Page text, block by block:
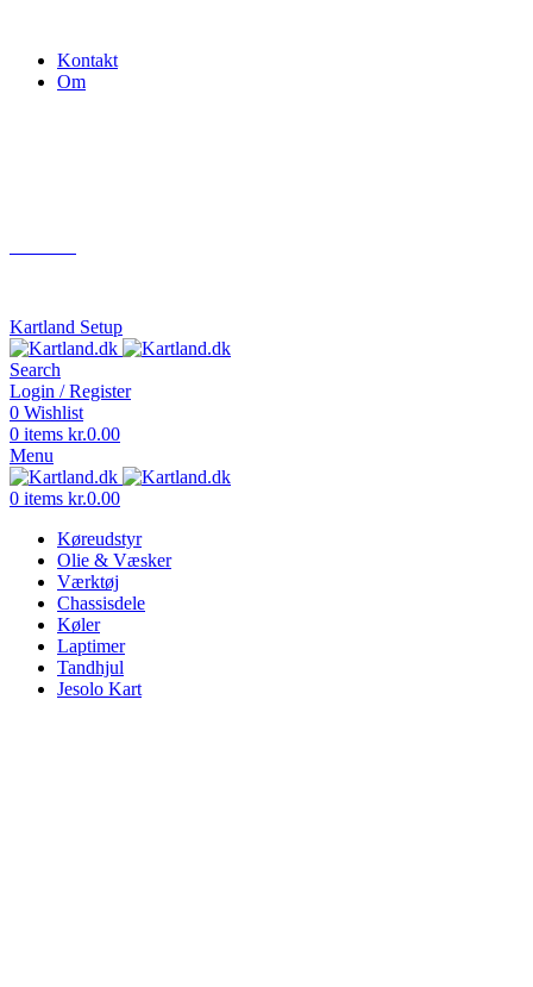
Kontakt
Om
Kartland Setup
Search
Login / Register
0 Wishlist
0 items kr.0.00
Menu
0 items kr.0.00
Køreudstyr
Olie & Væsker
Værktøj
Chassisdele
Køler
Laptimer
Tandhjul
Jesolo Kart